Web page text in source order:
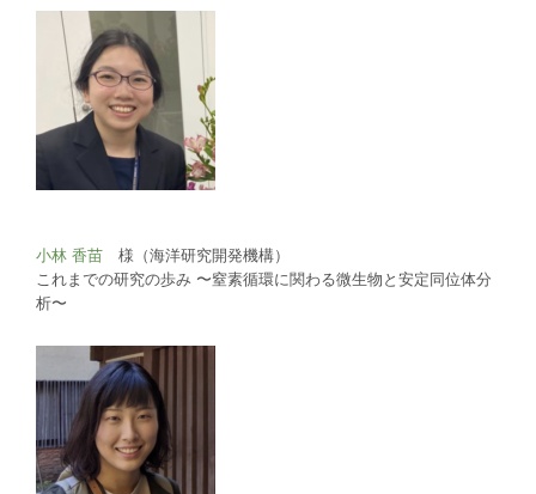
小林 香苗 様（海洋研究開発機構）
これまでの研究の歩み 〜窒素循環に関わる微生物と安定同位体分
析〜